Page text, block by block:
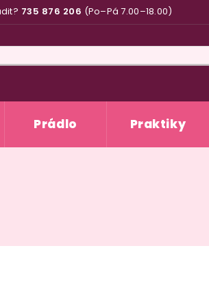
735 876 206 (Po–Pá 7.00–18.00)
Prádlo Praktiky